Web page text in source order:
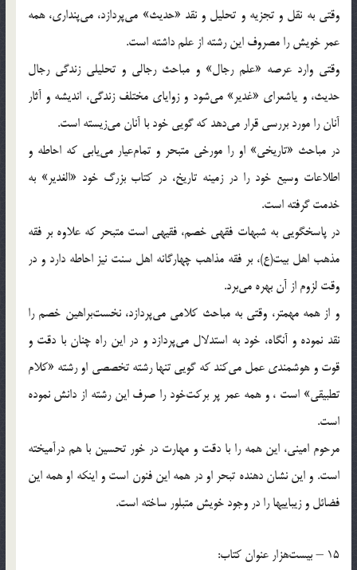
وقتی به نقل و تجزیه و تحلیل و نقد «حدیث‌» می‌پردازد، می‌پنداری، همه
عمر خویش را مصروف این رشته از علم داشته است.
وقتی وارد عرصه «علم رجال‌» و مباحث رجالی و تحلیلی زندگی رجال
حدیث، و یاشعرای «غدیر» می‌شود و زوایای مختلف زندگی، اندیشه و آثار
آنان را مورد بررسی قرار می‌دهد که گویی خود با آنان می‌زیسته است.
در مباحث «تاریخی‌» او را مورخی متبحر و تمام‌عیار می‌یابی که احاطه و
اطلاعات وسیع خود را در زمینه تاریخ، در کتاب بزرگ خود «الغدیر» به
خدمت گرفته است.
در پاسخگویی به شبهات فقهی خصم، فقیهی است متبحر که علاوه بر فقه
مذهب اهل بیت(ع)، بر فقه مذاهب چهارگانه اهل سنت نیز احاطه دارد و در
وقت لزوم از آن بهره می‌برد.
و از همه مهمتر، وقتی به مباحث کلامی می‌پردازد، نخست‌براهین خصم را
نقد نموده و آنگاه، خود به استدلال می‌پردازد و در این راه چنان با دقت و
قوت و هوشمندی عمل می‌کند که گویی تنها رشته تخصصی او رشته «کلام
تطبیقی‌» است ، و همه عمر پر برکت‌خود را صرف این رشته از دانش نموده
است.
مرحوم امینی، این همه را با دقت و مهارت در خور تحسین با هم درآمیخته
است. و این نشان دهنده تبحر او در همه این فنون است و اینکه او همه این
فضائل و زیباییها را در وجود خویش متبلور ساخته است.
15 – بیست‌هزار عنوان کتاب: